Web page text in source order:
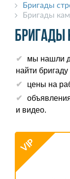
Бригады
Бригады
Бригады
мы нашли
найти
цены на
и видео.
VIP